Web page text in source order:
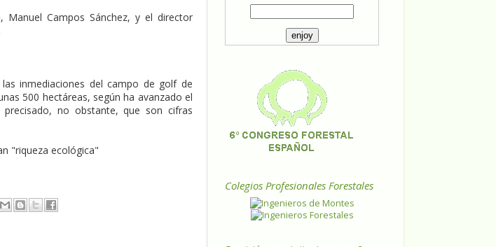
Manuel Campos Sánchez, y el director
inmediaciones del campo de golf de
500 hectáreas, según ha avanzado el
no obstante, que son cifras
"riqueza ecológica"
Colegios Profesionales Forestales